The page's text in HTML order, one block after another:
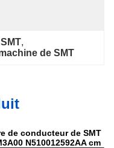
,
de SMT
de conducteur de SMT
N510012592AA cm